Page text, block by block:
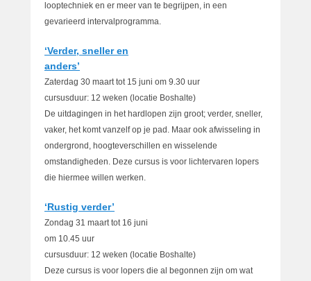
looptechniek en er meer van te begrijpen, in een
gevarieerd intervalprogramma.
‘Verder, sneller en
anders’
Zaterdag 30 maart tot 15 juni om 9.30 uur
cursusduur: 12 weken (locatie Boshalte)
De uitdagingen in het hardlopen zijn groot; verder, sneller,
vaker, het komt vanzelf op je pad. Maar ook afwisseling in
ondergrond, hoogteverschillen en wisselende
omstandigheden. Deze cursus is voor lichtervaren lopers
die hiermee willen werken.
‘Rustig verder’
Zondag 31 maart tot 16 juni
om 10.45 uur
cursusduur: 12 weken (locatie Boshalte)
Deze cursus is voor lopers die al begonnen zijn om wat